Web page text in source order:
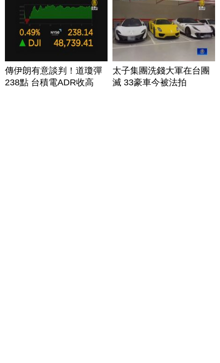
傳伊朗有意談判！道瓊彈
238點 台積電ADR收高
太子集團洗錢大軍在台團
滅 33豪車今被法拍